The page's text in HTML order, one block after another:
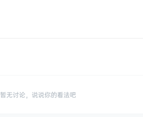
暂无讨论，说说你的看法吧